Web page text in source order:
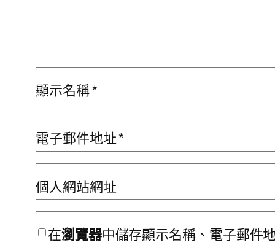
顯示名稱*
電子郵件地址*
個人網站網址
在瀏覽器中儲存顯示名稱、電子郵件